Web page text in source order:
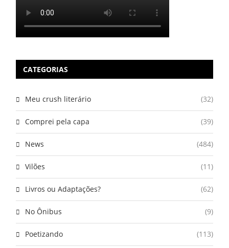
CATEGORIAS
Meu crush literário (32)
Comprei pela capa (39)
News (484)
Vilões (11)
Livros ou Adaptações? (62)
No Ônibus (9)
Poetizando (113)